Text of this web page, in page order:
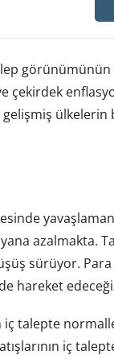
çekirdek
ülkelerin
azalmakta.
sürüyor.
hareket
talepte
iç